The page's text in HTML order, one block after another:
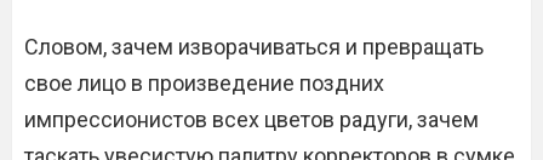
Словом, зачем изворачиваться и превращать
свое лицо в произведение поздних
импрессионистов всех цветов радуги, зачем